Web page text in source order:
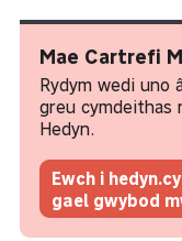
Mae Cartrefi
Rydym wedi uno
greu cymdeithas
Hedyn.
Ewch i
gael gwybod